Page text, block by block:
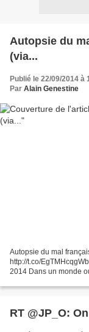
Autopsie du
(via...
Publié le 22/09/2014 à
Par Alain Genestine
Autopsie du mal
http://t.co/
2014 Dans un monde
RT @JP_O: